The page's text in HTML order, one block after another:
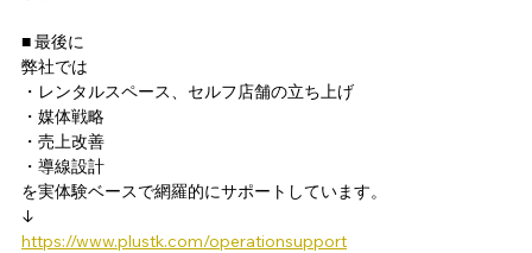
■ 最後に
弊社では
・レンタルスペース、セルフ店舗の立ち上げ
・媒体戦略
・売上改善
・導線設計
を実体験ベースで網羅的にサポートしています。
↓
https://www.plustk.com/operationsupport